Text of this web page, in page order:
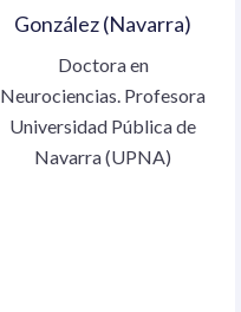
González (Navarra)
Doctora en
Neurociencias. Profesora
Universidad Pública de
Navarra (UPNA)